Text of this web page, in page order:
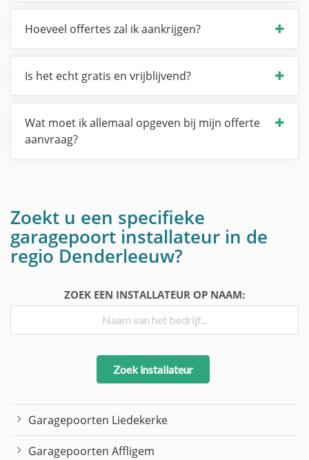
Hoeveel offertes zal ik aankrijgen?
Is het echt gratis en vrijblijvend?
Wat moet ik allemaal opgeven bij mijn offerte
aanvraag?
Zoekt u een specifieke
garagepoort installateur in de
regio Denderleeuw?
ZOEK EEN INSTALLATEUR OP NAAM:
Zoek installateur
Garagepoorten Liedekerke
Garagepoorten Affligem